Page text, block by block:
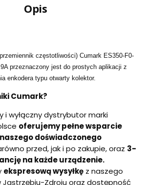
Opis
częstotliwości) Cumark ES350-F0-
przeznaczony jest do prostych aplikacji z
enkodera typu otwarty kolektor.
Cumark?
i wyłączny dystrybutor marki
oferujemy pełne wsparcie
doświadczonego
przed, jak i po zakupie, oraz 3-
na każde urządzenie.
ekspresową wysyłkę z naszego
Jastrzębiu-Zdroju oraz dostępność